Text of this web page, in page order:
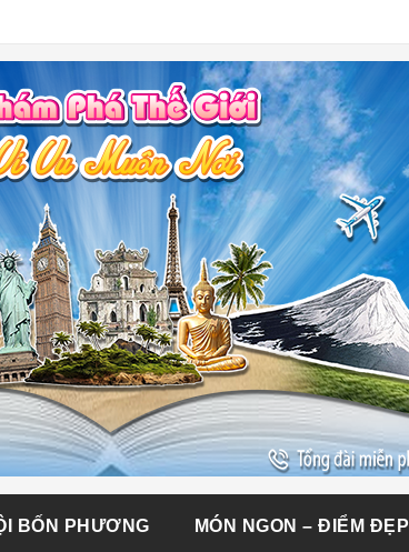
BỐN PHƯƠNG MÓN NGON – ĐIỂM ĐẸP